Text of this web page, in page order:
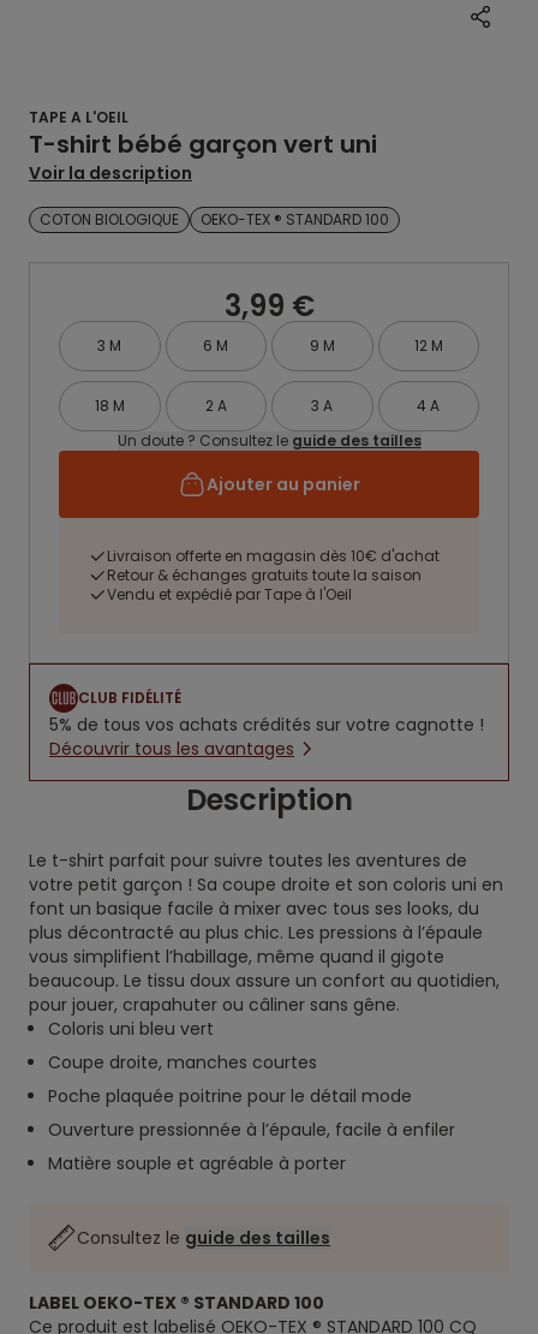
TAPE A L'OEIL
T-shirt bébé garçon vert uni
Voir la description
COTON BIOLOGIQUE OEKO-TEX ® STANDARD 100
3,99 €
3 M 6 M 9 M 12 M
18 M 2 A 3 A
4 A
Un doute ? Consultez le guide des tailles
Ajouter au panier
Livraison offerte en magasin dès 10€ d'achat
Retour & échanges gratuits toute la saison
Vendu et expédié par Tape à l'Oeil
CLUB FIDÉLITÉ
5% de tous vos achats crédités sur votre cagnotte !
Découvrir tous les avantages
Description
Le t-shirt parfait pour suivre toutes les aventures de
votre petit garçon ! Sa coupe droite et son coloris uni en
font un basique facile à mixer avec tous ses looks, du
plus décontracté au plus chic. Les pressions à l’épaule
vous simplifient l’habillage, même quand il gigote
beaucoup. Le tissu doux assure un confort au quotidien,
pour jouer, crapahuter ou câliner sans gêne.
Coloris uni bleu vert
Coupe droite, manches courtes
Poche plaquée poitrine pour le détail mode
Ouverture pressionnée à l’épaule, facile à enfiler
Matière souple et agréable à porter
Consultez le guide des tailles
LABEL OEKO-TEX ® STANDARD 100
Ce produit est labelisé OEKO-TEX ® STANDARD 100 CQ